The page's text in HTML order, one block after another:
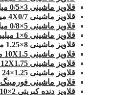
قلاویز ماشینی 3×0/5 میلیمتر.اسکا
قلاویز ماشینی 4X0/7 میلیمتر اسکا
قلاویز ماشینی 5×0/8 میلیمتر اسکا
قلاویز ماشینی 6×1 میلیمتر اسکا
قلاویز ماشینی 8×1.25 میلیمتر .اسکا
قلاویز ماشینی 10X1.5 میلیمتر .اسکا
قلاویز ماشینی 12X1.75 میلیمتر اسکا
قلاویز ماشینی 1.25×24
قلاویز ماشینی فورمینگ 1×6
قلاویز دنده کبریتی 2×10 چپ